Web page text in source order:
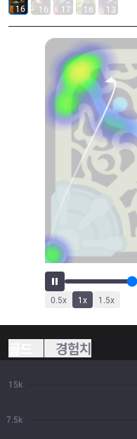
16 16 17 16 13
0.5x 1x 1.5x
경험치
7.5k
15k